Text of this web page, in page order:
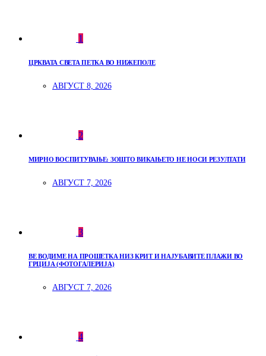
1
ЦРКВАТА СВЕТА ПЕТКА ВО НИЖЕПОЛЕ
АВГУСТ 8, 2026
2
МИРНО ВОСПИТУВАЊЕ: ЗОШТО ВИКАЊЕТО НЕ НОСИ РЕЗУЛТАТИ
АВГУСТ 7, 2026
3
ВЕ ВОДИМЕ НА ПРОШЕТКА НИЗ КРИТ И НАЈУБАВИТЕ ПЛАЖИ ВО
ГРЦИЈА (ФОТОГАЛЕРИЈА)
АВГУСТ 7, 2026
4